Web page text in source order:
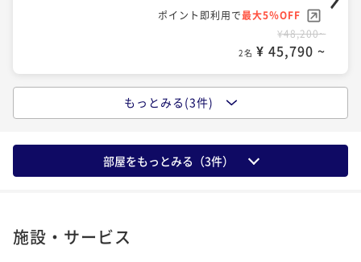
ポイント即利用で 最大5％OFF
¥29,200~
2名 ¥ 27,740 ~
お日にち限定！2泊以上限定！【清掃なしエコプラン】
連泊をもっとお得に♪
素泊まり 事前決済可
IN 14:00 - 26:00 OUT11:00
ポイント即利用で
ポイント即利用で最大5％OFF
¥48,200~
2名 ¥ 45,790 ~
カップルからファミリーに最適。ココ・グラン高崎の
事前決済可
IN 14:00 - 24:00 OUT11:00
ポイント即利用で最大5％OFF
もっとみる(3件)
部屋をもっとみる（3件）
施設・サービス